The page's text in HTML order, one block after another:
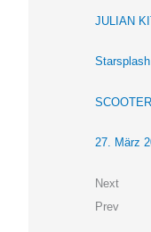
JULIAN
27. März
Next
Prev